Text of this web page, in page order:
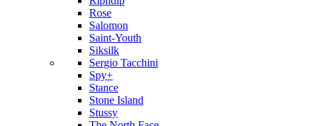
Rose
Salomon
Saint-Youth
Siksilk
Sergio Tacchini
Spy+
Stance
Stone Island
Stussy